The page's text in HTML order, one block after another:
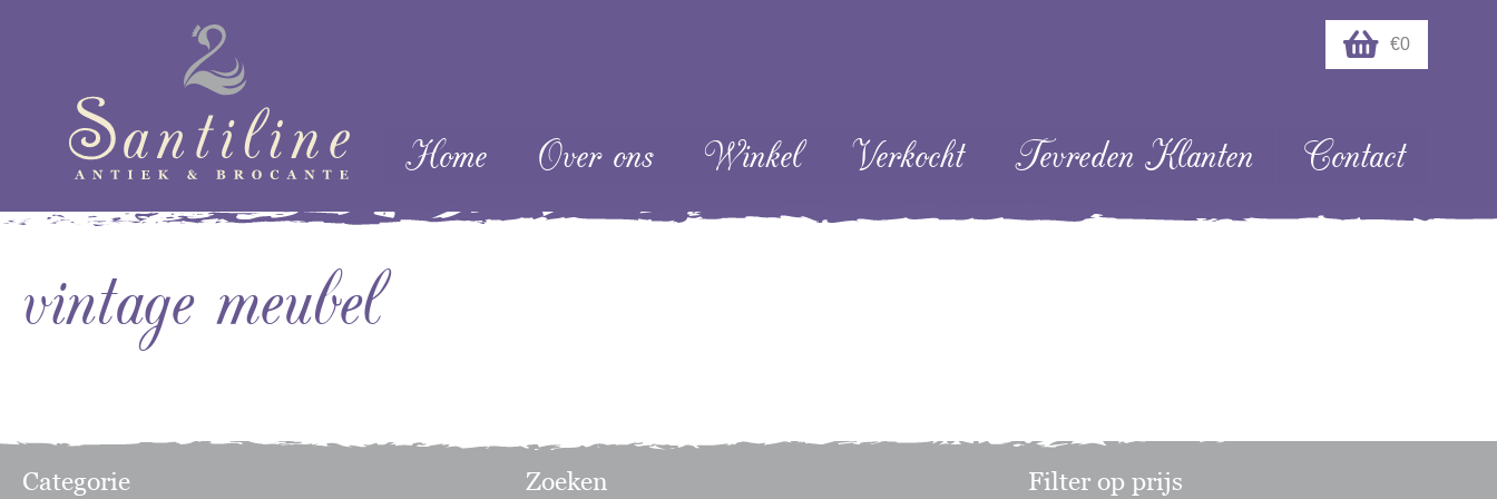
€0
Menu
Skip naar content
Home Over ons Winkel Verkocht Tevreden Klanten Contact
vintage meubel
Categorie Zoeken Filter op prijs